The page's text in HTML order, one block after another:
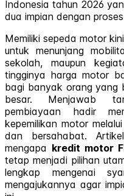
Indonesia tahun 2026
dua impian dengan
Memiliki sepeda motor
untuk menunjang
sekolah, maupun
tingginya harga motor
bagi banyak orang yang
besar. Menjawab
pembiayaan hadir
kepemilikan motor
dan bersahabat.
mengapa kredit motor
tetap menjadi pilihan
lengkap mengenai
mengajukannya agar